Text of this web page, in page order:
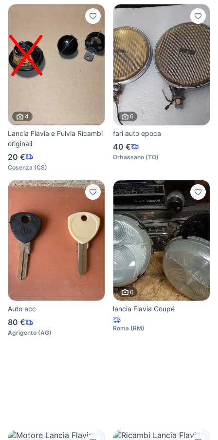
4
Lancia Flavia e Fulvia Ricambi
originali
20 €
Cosenza (CS)
6
fari auto epoca
40 €
Orbassano (TO)
Auto acc
80 €
Agrigento (AG)
6
lancia Flavia Coupé
Roma (RM)